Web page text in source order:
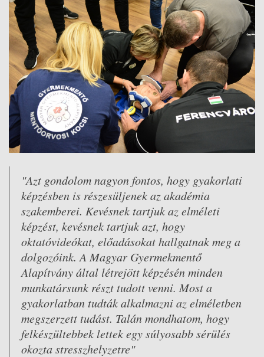
"Azt gondolom nagyon fontos, hogy gyakorlati
képzésben is részesüljenek az akadémia
szakemberei. Kevésnek tartjuk az elméleti
képzést, kevésnek tartjuk azt, hogy
oktatóvideókat, előadásokat hallgatnak meg a
dolgozóink. A Magyar Gyermekmentő
Alapítvány által létrejött képzésén minden
munkatársunk részt tudott venni. Most a
gyakorlatban tudták alkalmazni az elméletben
megszerzett tudást. Talán mondhatom, hogy
felkészültebbek lettek egy súlyosabb sérülés
okozta stresszhelyzetre"